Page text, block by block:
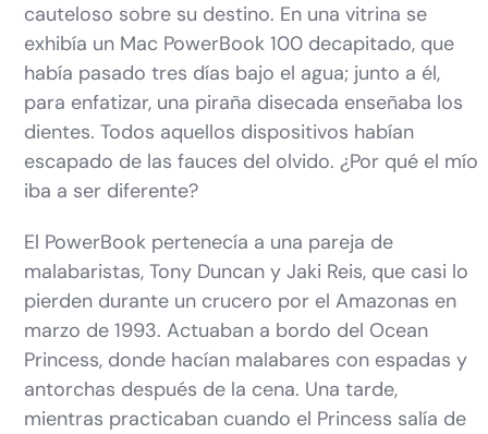
cauteloso sobre su destino. En una vitrina se
exhibía un Mac PowerBook 100 decapitado, que
había pasado tres días bajo el agua; junto a él,
para enfatizar, una piraña disecada enseñaba los
dientes. Todos aquellos dispositivos habían
escapado de las fauces del olvido. ¿Por qué el mío
iba a ser diferente?
El PowerBook pertenecía a una pareja de
malabaristas, Tony Duncan y Jaki Reis, que casi lo
pierden durante un crucero por el Amazonas en
marzo de 1993. Actuaban a bordo del Ocean
Princess, donde hacían malabares con espadas y
antorchas después de la cena. Una tarde,
mientras practicaban cuando el Princess salía de